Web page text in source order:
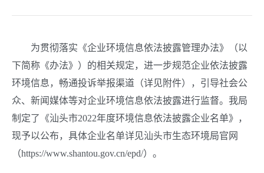
为贯彻落实《企业环境信息依法披露管理办法》（以
下简称《办法》）的相关规定，进一步规范企业依法披露
环境信息，畅通投诉举报渠道（详见附件），引导社会公
众、新闻媒体等对企业环境信息依法披露进行监督。我局
制定了《汕头市2022年度环境信息依法披露企业名单》，
现予以公布，具体企业名单详见汕头市生态环境局官网
（https://www.shantou.gov.cn/epd/）。